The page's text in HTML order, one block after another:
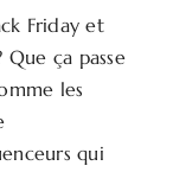
Friday et
ça passe
les
qui